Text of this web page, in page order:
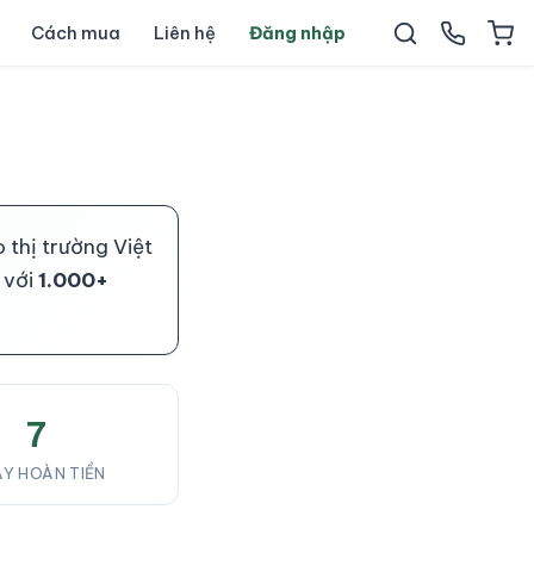
Cách mua Liên hệ Đăng nhập
thị trường Việt
1.000+
7
HOÀN TIỀN